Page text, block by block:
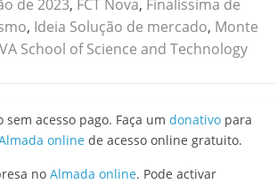
de 2023, FCT Nova, Finalíssima de
, Ideia Solução de mercado, Monte
School of Science and Technology
acesso pago. Faça um donativo para
online de acesso online gratuito.
no Almada online. Pode activar